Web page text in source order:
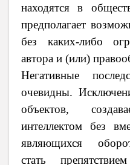
находятся в
предполагает
без каких-либо
автора и (или)
Негативные
очевидны.
объектов,
интеллектом без
являющихся
стать